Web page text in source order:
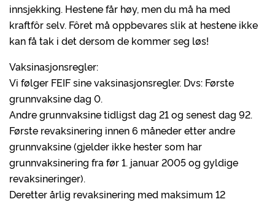
innsjekking. Hestene får høy, men du må ha med
kraftfôr selv. Fôret må oppbevares slik at hestene ikke
kan få tak i det dersom de kommer seg løs!
Vaksinasjonsregler:
Vi følger FEIF sine vaksinasjonsregler. Dvs: Første
grunnvaksine dag 0.
Andre grunnvaksine tidligst dag 21 og senest dag 92.
Første revaksinering innen 6 måneder etter andre
grunnvaksine (gjelder ikke hester som har
grunnvaksinering fra før 1. januar 2005 og gyldige
revaksineringer).
Deretter årlig revaksinering med maksimum 12